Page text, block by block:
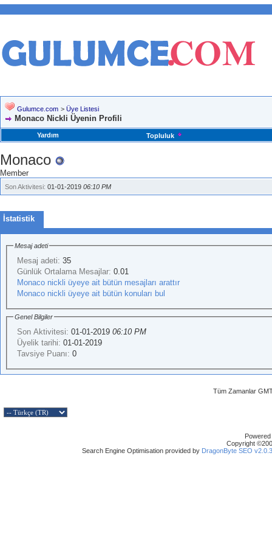
Gulumce.com > Üye Listesi
Monaco Nickli Üyenin Profili
Yardım Topluluk
Monaco
Member
Son Aktivitesi: 01-01-2019 06:10 PM
İstatistik
Mesaj adeti
Mesaj adeti: 35
Günlük Ortalama Mesajlar: 0.01
Monaco nickli üyeye ait bütün mesajları arattır
Monaco nickli üyeye ait bütün konuları bul
Genel Bilgiler
Son Aktivitesi: 01-01-2019 06:10 PM
Üyelik tarihi: 01-01-2019
Tavsiye Puanı: 0
Tüm Zamanlar
Copyright
Search Engine Optimisation provided by DragonByte SEO